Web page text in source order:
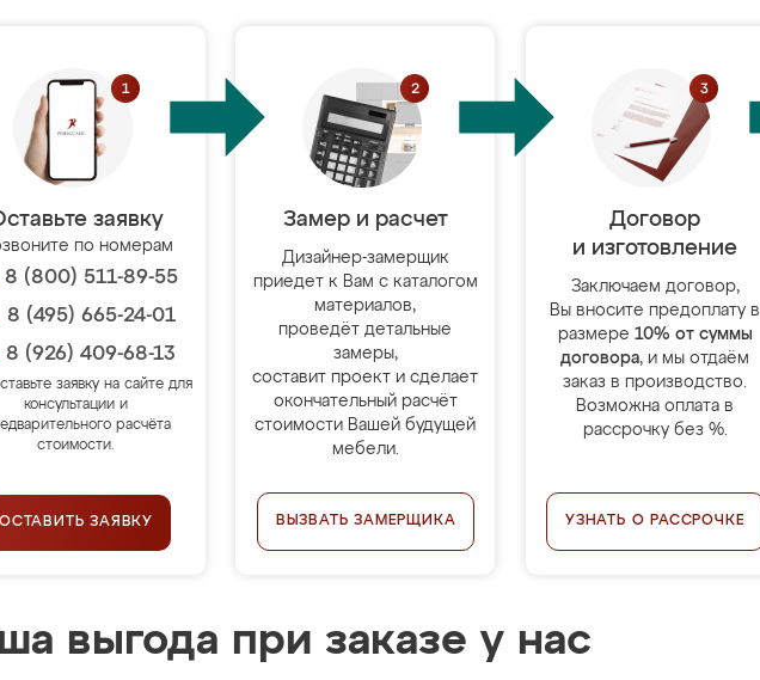
заявку
по номерам
8 (800) 511-89-55
8 (495) 665-24-01
8 (926) 409-68-13
заявку на сайте для
консультации и
расчёта
стоимости.
ОСТАВИТЬ ЗАЯВКУ
Замер и расчет
Дизайнер-замерщик
приедет к Вам с каталогом
материалов,
проведёт детальные
замеры,
составит проект и сделает
окончательный расчёт
стоимости Вашей будущей
мебели.
ВЫЗВАТЬ ЗАМЕРЩИКА
Договор
и изготовление
Заключаем договор,
Вы вносите предоплату в
размере 10% от суммы
договора, и мы отдаём
заказ в производство.
Возможна оплата в
рассрочку без %.
УЗНАТЬ О РАССРОЧКЕ
выгода при заказе у нас